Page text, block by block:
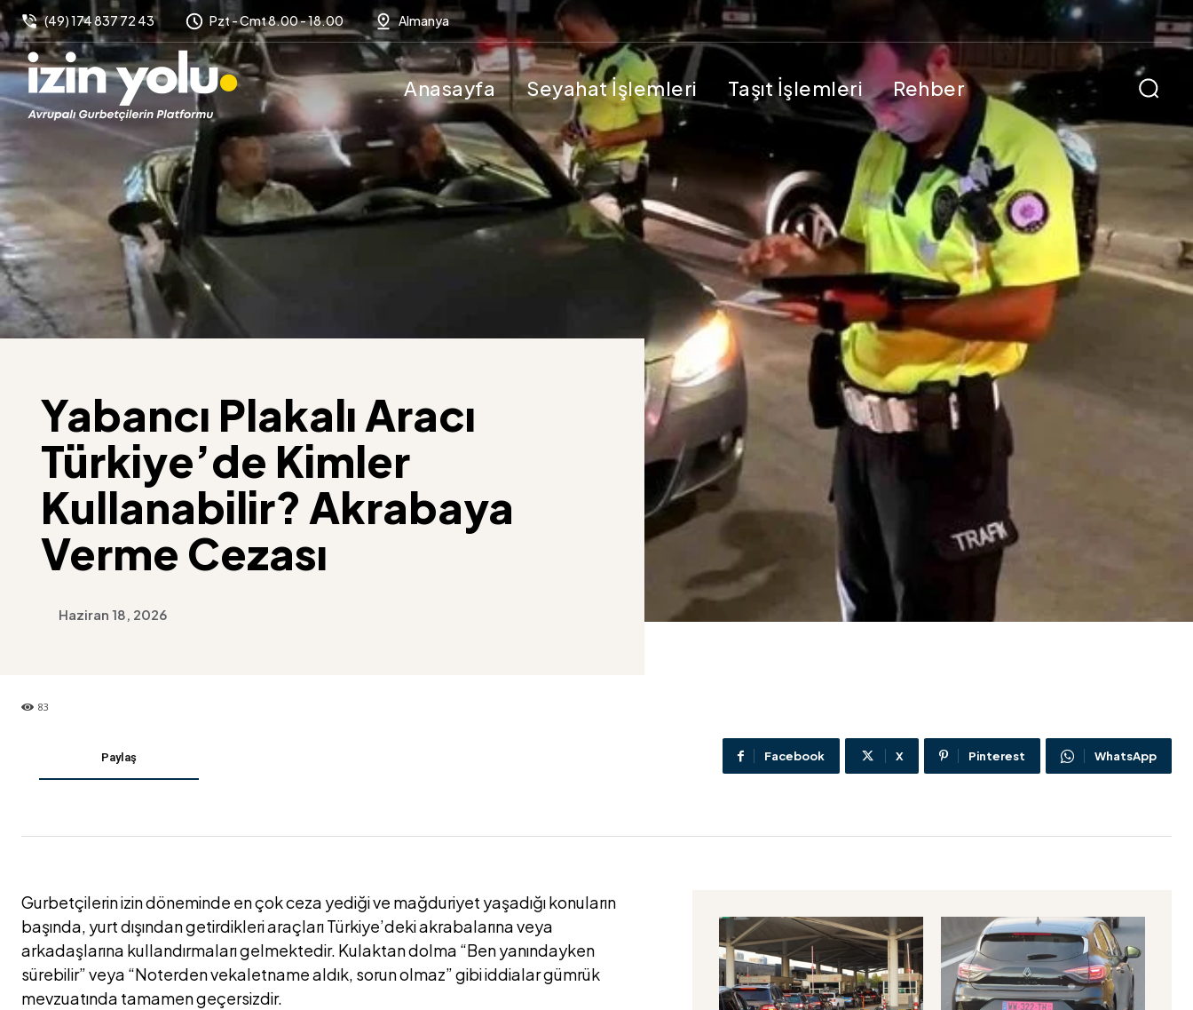
(49) 174 837 72 43 Pzt - Cmt 8.00 - 18.00 Almanya
Anasayfa Seyahat İşlemleri Taşıt İşlemleri Rehber
Yabancı Plakalı Aracı
Türkiye’de Kimler
Kullanabilir? Akrabaya
Verme Cezası
Haziran 18, 2026
83
Paylaş Facebook X Pinterest WhatsApp
Gurbetçilerin izin döneminde en çok ceza yediği ve mağduriyet yaşadığı konuların
başında, yurt dışından getirdikleri araçları Türkiye’deki akrabalarına veya
arkadaşlarına kullandırmaları gelmektedir. Kulaktan dolma “Ben yanındayken
sürebilir” veya “Noterden vekaletname aldık, sorun olmaz” gibi iddialar gümrük
mevzuatında tamamen geçersizdir.